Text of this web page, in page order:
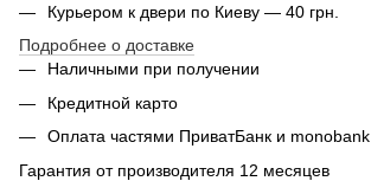
Курьером к двери по Киеву — 40 грн.
Подробнее о доставке
Наличными при получении
Кредитной карто
Оплата частями ПриватБанк и monobank
Гарантия от производителя 12 месяцев